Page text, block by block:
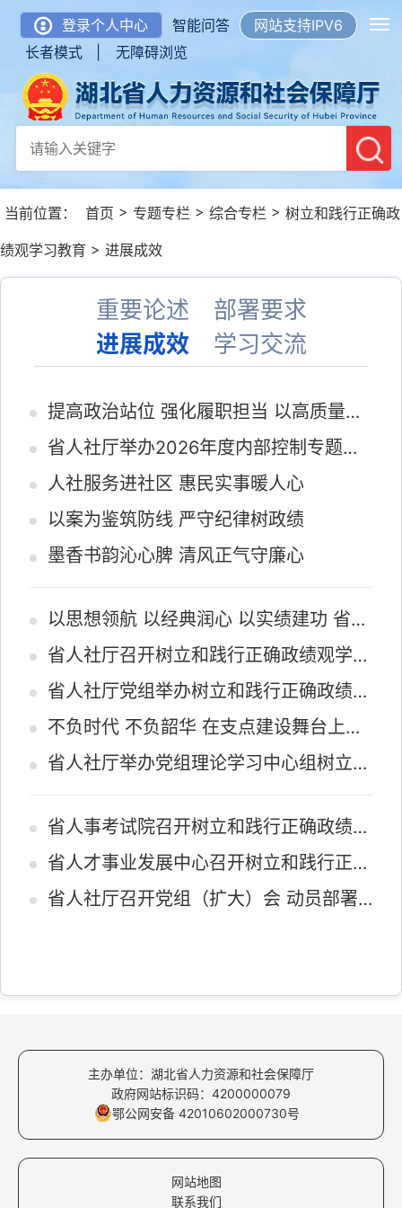
登录个人中心 智能问答
网站支持IPV6
长者模式 |
无障碍浏览
当前位置： 首页 > 专题专栏 > 综合专栏 > 树立和践行正确政
绩观学习教育 > 进展成效
重要论述
部署要求
进展成效
学习交流
提高政治站位 强化履职担当 以高质量监督执纪保障人社事业高质量发展
省人社厅举办2026年度内部控制专题培训
人社服务进社区 惠民实事暖人心
以案为鉴筑防线 严守纪律树政绩
墨香书韵沁心脾 清风正气守廉心
以思想领航 以经典润心 以实绩建功 省人社厅举办青年干部读书分享活动
省人社厅召开树立和践行正确政绩观学习教育大讨论交流会
省人社厅党组举办树立和践行正确政绩观学习教育读书班学习研讨会
不负时代 不负韶华 在支点建设舞台上书写奋斗华章
省人社厅举办党组理论学习中心组树立和践行正确政绩观学习教育读书班
省人事考试院召开树立和践行正确政绩观学习教育动员会
省人才事业发展中心召开树立和践行正确政绩观学习教育动员部署会
省人社厅召开党组（扩大）会 动员部署树立和践行正确政绩观学习教育及集中整治群众身边不正之风和腐败问题
主办单位：湖北省人力资源和社会保障厅
政府网站标识码：4200000079
鄂公网安备 42010602000730号
网站地图
联系我们